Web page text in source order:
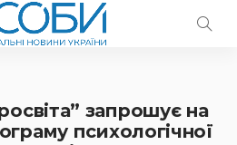
запрошує на
психологічної